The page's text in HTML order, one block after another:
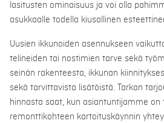
lasitusten ominaisuus ja voi olla
asukkaalle todella kiusallinen
Uusien ikkunoiden asennukseen
telineiden tai nostimien tarve sekä
seinän rakenteesta, ikkunan
sekä tarvittavista lisätöistä. Tarkan
hinnasta saat, kun asiantuntijamme on
remonttikohteen kartoituskäynnin